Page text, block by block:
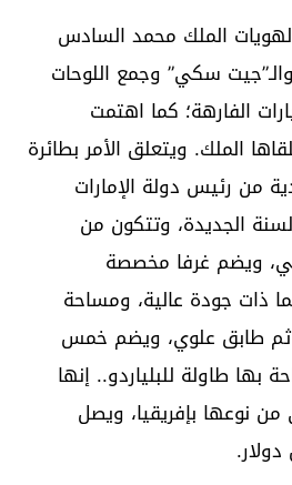
الملك محمد السادس
سكي” وجمع اللوحات
الفارهة؛ كما اهتمت
الملك. ويتعلق الأمر بطائرة
747 كهدية من رئيس دولة الإمارات
الجديدة، وتتكون من
ويضم غرفا مخصصة
ذات جودة عالية، ومساحة
طابق علوي، ويضم خمس
طاولة للبلياردو.. إنها
من نوعها بإفريقيا، ويصل